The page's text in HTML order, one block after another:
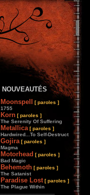
NOUVEAUTÉS
Moonspell
[ paroles ]
1755
Korn [ paroles ]
The Serenity Of Suffering
Metallica [ paroles ]
Hardwired...To Self-Destruct
Gojira [ paroles ]
Magma
Motorhead [ paroles ]
Bad Magic
Behemoth [ paroles ]
The Satanist
Paradise Lost [ paroles ]
The Plague Within
________________